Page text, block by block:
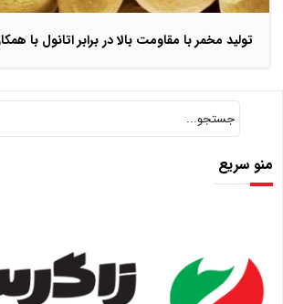
تولید مخمر با مقاومت بالا در برابر اتانول با
منو سریع